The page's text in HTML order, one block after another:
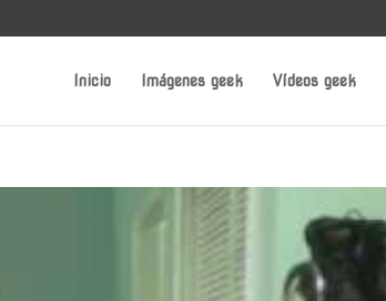
Inicio Imágenes geek Vídeos geek